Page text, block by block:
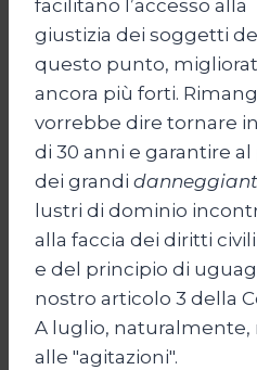
facilitano l’accesso alla
giustizia dei soggetti
questo punto,
ancora più forti.
vorrebbe dire tornare
di 30 anni e garantire
dei grandi
lustri di dominio
alla faccia dei diritti civili
e del principio di
nostro articolo 3 della
A luglio,
alle "agitazioni".